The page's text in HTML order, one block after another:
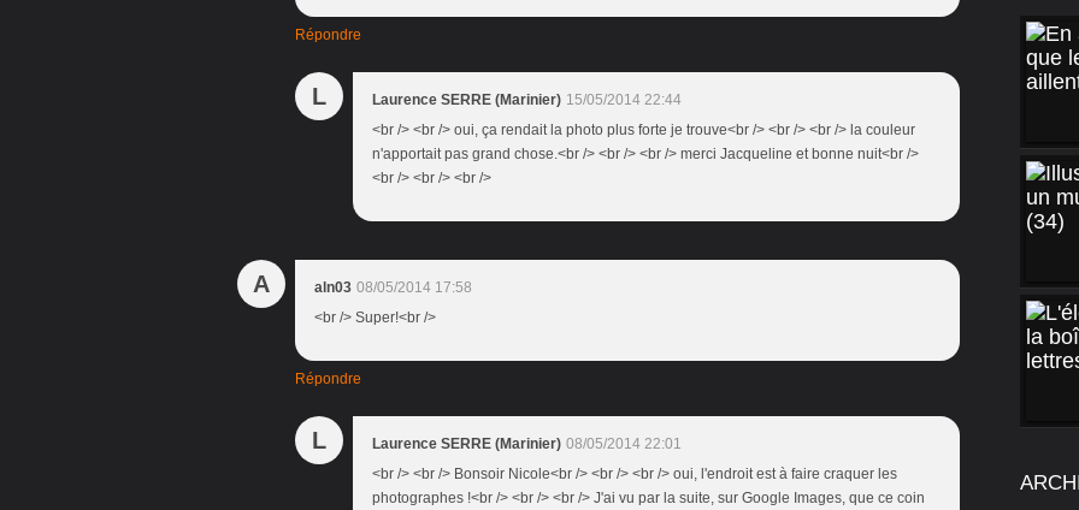
Répondre
L Laurence SERRE (Marinier) 15/05/2014 22:44
<br /> <br /> oui, ça rendait la photo plus forte je trouve<br /> <br /> <br /> la couleur
n'apportait pas grand chose.<br /> <br /> <br /> merci Jacqueline et bonne nuit<br />
<br /> <br /> <br />
A aln03 08/05/2014 17:58
<br /> Super!<br />
Répondre
L Laurence SERRE (Marinier) 08/05/2014 22:01
<br /> <br /> Bonsoir Nicole<br /> <br /> <br /> oui, l'endroit est à faire craquer les
photographes !<br /> <br /> <br /> J'ai vu par la suite, sur Google Images, que ce coin